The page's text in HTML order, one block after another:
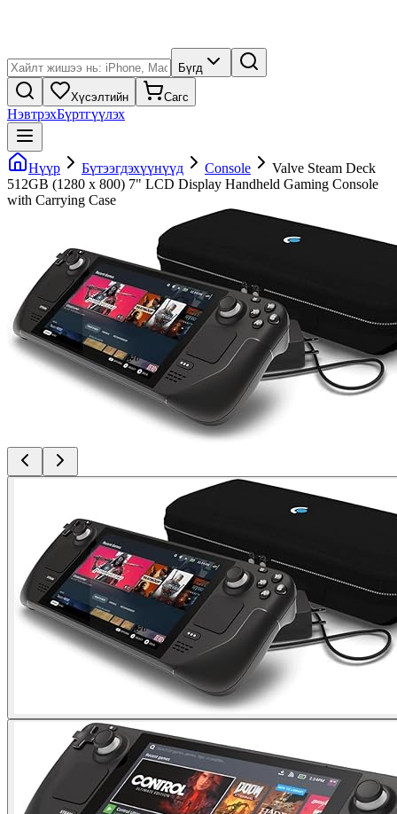
Бүгд
Хүсэлтийн Сагс
НэвтрэхБүртгүүлэх
Нүүр Бүтээгдэхүүнүүд Console
Valve Steam Deck
512GB (1280 x 800) 7" LCD Display Handheld Gaming Console
with Carrying Case